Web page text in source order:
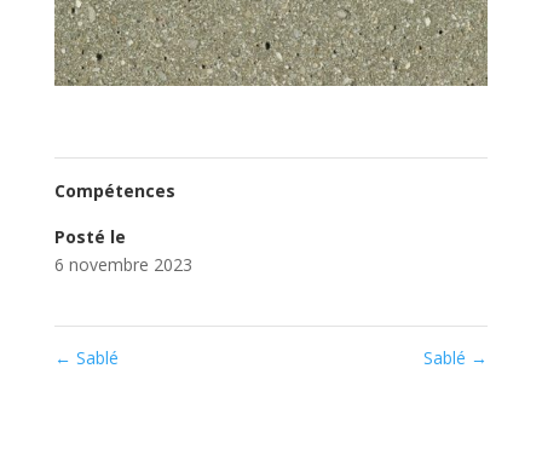
Compétences
Posté le
6 novembre 2023
← Sablé Sablé →